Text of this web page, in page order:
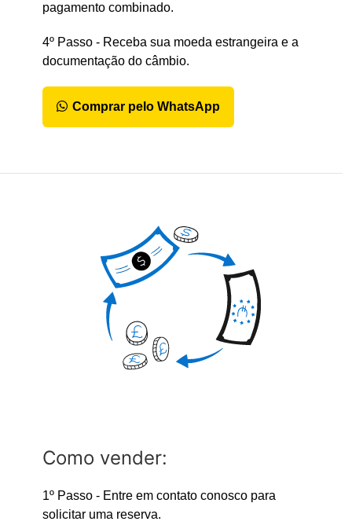
pagamento combinado.
4º Passo - Receba sua moeda estrangeira e a
documentação do câmbio.
Comprar pelo WhatsApp
Como vender:
1º Passo - Entre em contato conosco para
solicitar uma reserva.